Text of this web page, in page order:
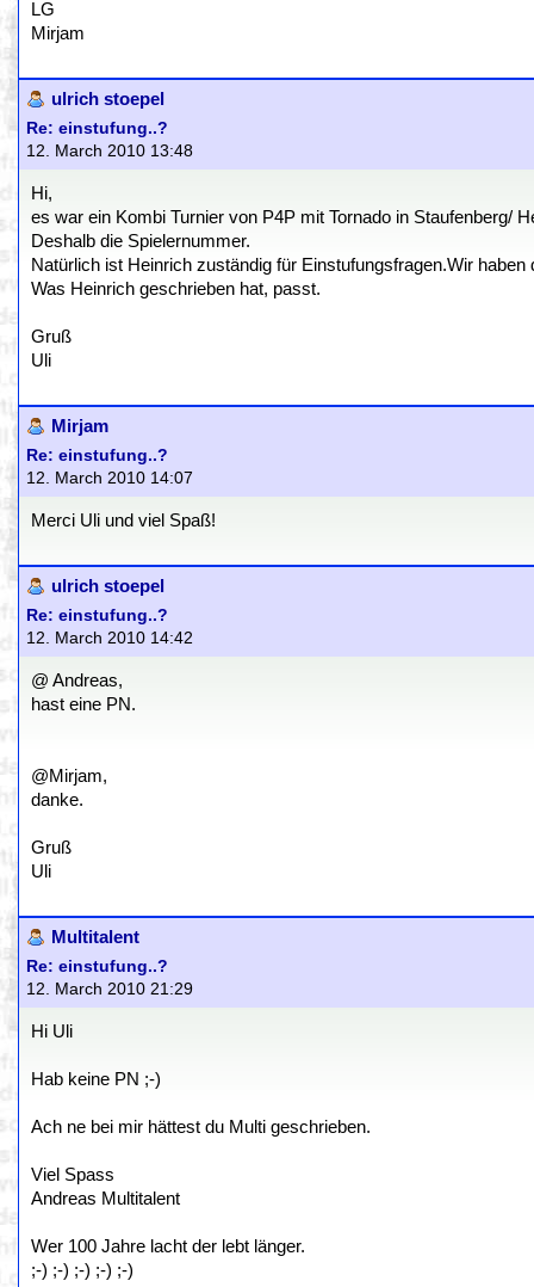
LG
Mirjam
ulrich stoepel
Re: einstufung..?
12. March 2010 13:48
Hi,
es war ein Kombi Turnier von P4P mit Tornado in Staufenberg/
Deshalb die Spielernummer.
Natürlich ist Heinrich zuständig für Einstufungsfragen.Wir
Was Heinrich geschrieben hat, passt.
Gruß
Uli
Mirjam
Re: einstufung..?
12. March 2010 14:07
Merci Uli und viel Spaß!
ulrich stoepel
Re: einstufung..?
12. March 2010 14:42
@ Andreas,
hast eine PN.
@Mirjam,
danke.
Gruß
Uli
Multitalent
Re: einstufung..?
12. March 2010 21:29
Hi Uli
Hab keine PN ;-)
Ach ne bei mir hättest du Multi geschrieben.
Viel Spass
Andreas Multitalent
Wer 100 Jahre lacht der lebt länger.
;-) ;-) ;-) ;-) ;-)